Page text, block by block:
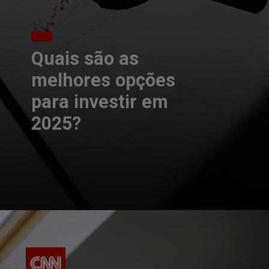
Quais são as
melhores opções
para investir em
2025?